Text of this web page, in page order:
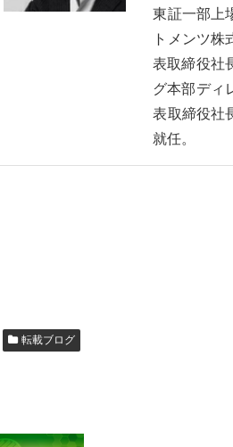
東証一部上
トメンツ
表取締役社
グ本部ディ
表取締役社
就任。
転載ブログ